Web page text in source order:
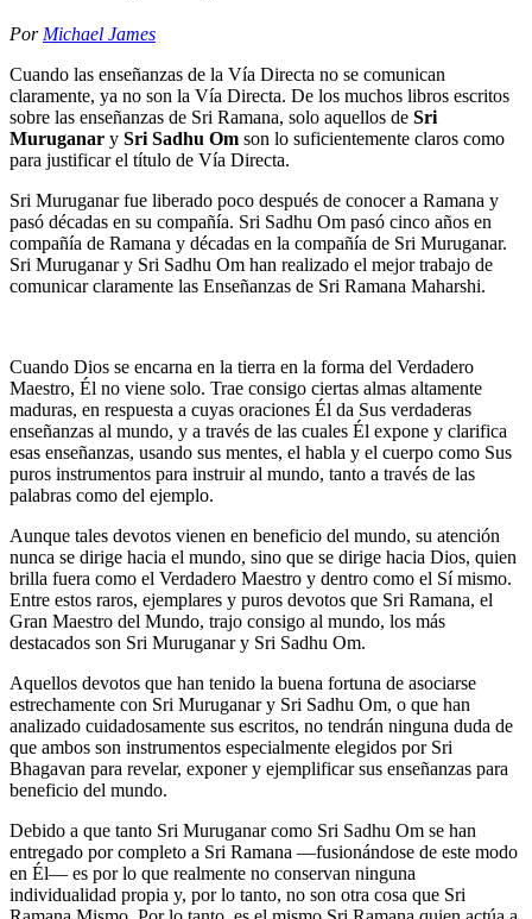
Por Michael James
Cuando las enseñanzas de la Vía Directa no se comunican
claramente, ya no son la Vía Directa. De los muchos libros escritos
sobre las enseñanzas de Sri Ramana, solo aquellos de Sri
Muruganar y Sri Sadhu Om son lo suficientemente claros como
para justificar el título de Vía Directa.
Sri Muruganar fue liberado poco después de conocer a Ramana y
pasó décadas en su compañía. Sri Sadhu Om pasó cinco años en
compañía de Ramana y décadas en la compañía de Sri Muruganar.
Sri Muruganar y Sri Sadhu Om han realizado el mejor trabajo de
comunicar claramente las Enseñanzas de Sri Ramana Maharshi.
Cuando Dios se encarna en la tierra en la forma del Verdadero
Maestro, Él no viene solo. Trae consigo ciertas almas altamente
maduras, en respuesta a cuyas oraciones Él da Sus verdaderas
enseñanzas al mundo, y a través de las cuales Él expone y clarifica
esas enseñanzas, usando sus mentes, el habla y el cuerpo como Sus
puros instrumentos para instruir al mundo, tanto a través de las
palabras como del ejemplo.
Aunque tales devotos vienen en beneficio del mundo, su atención
nunca se dirige hacia el mundo, sino que se dirige hacia Dios, quien
brilla fuera como el Verdadero Maestro y dentro como el Sí mismo.
Entre estos raros, ejemplares y puros devotos que Sri Ramana, el
Gran Maestro del Mundo, trajo consigo al mundo, los más
destacados son Sri Muruganar y Sri Sadhu Om.
Aquellos devotos que han tenido la buena fortuna de asociarse
estrechamente con Sri Muruganar y Sri Sadhu Om, o que han
analizado cuidadosamente sus escritos, no tendrán ninguna duda de
que ambos son instrumentos especialmente elegidos por Sri
Bhagavan para revelar, exponer y ejemplificar sus enseñanzas para
beneficio del mundo.
Debido a que tanto Sri Muruganar como Sri Sadhu Om se han
entregado por completo a Sri Ramana ―fusionándose de este modo
en Él― es por lo que realmente no conservan ninguna
individualidad propia y, por lo tanto, no son otra cosa que Sri